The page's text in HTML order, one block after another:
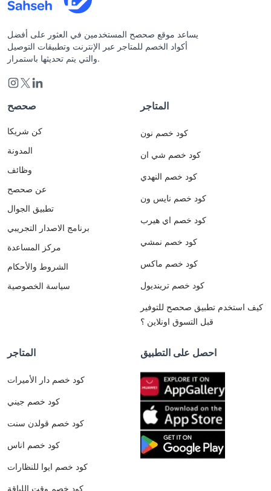
يساعد موقع صحصح المستخدمين في العثور على أفضل
أكواد الخصم للمتاجر عبر الإنترنت وتطبيقات التوصيل
والتي يتم تحديثها باستمرار.
صحصح
كن شريكا
المدونة
وظائف
عن صحصح
تطبيق الجوال
برنامج الاصدار التجريبي
مركز المساعدة
الشروط والأحكام
سياسة الخصوصية
المتاجر
كود خصم نون
كود خصم شي ان
كود خصم النهدي
كود خصم نايس ون
كود خصم اي هيرب
كود خصم نمشي
كود خصم ماكس
كود خصم ترينديول
كيف استخدم تطبيق صحصح للتوفير
قبل التسوق اونلاين ؟
المتاجر
كود خصم دار الأميرات
كود خصم جيني
كود خصم قولدن سنت
كود خصم اناس
كود خصم ايوا للنظارات
كود خصم وقت اللياقة
احصل على التطبيق